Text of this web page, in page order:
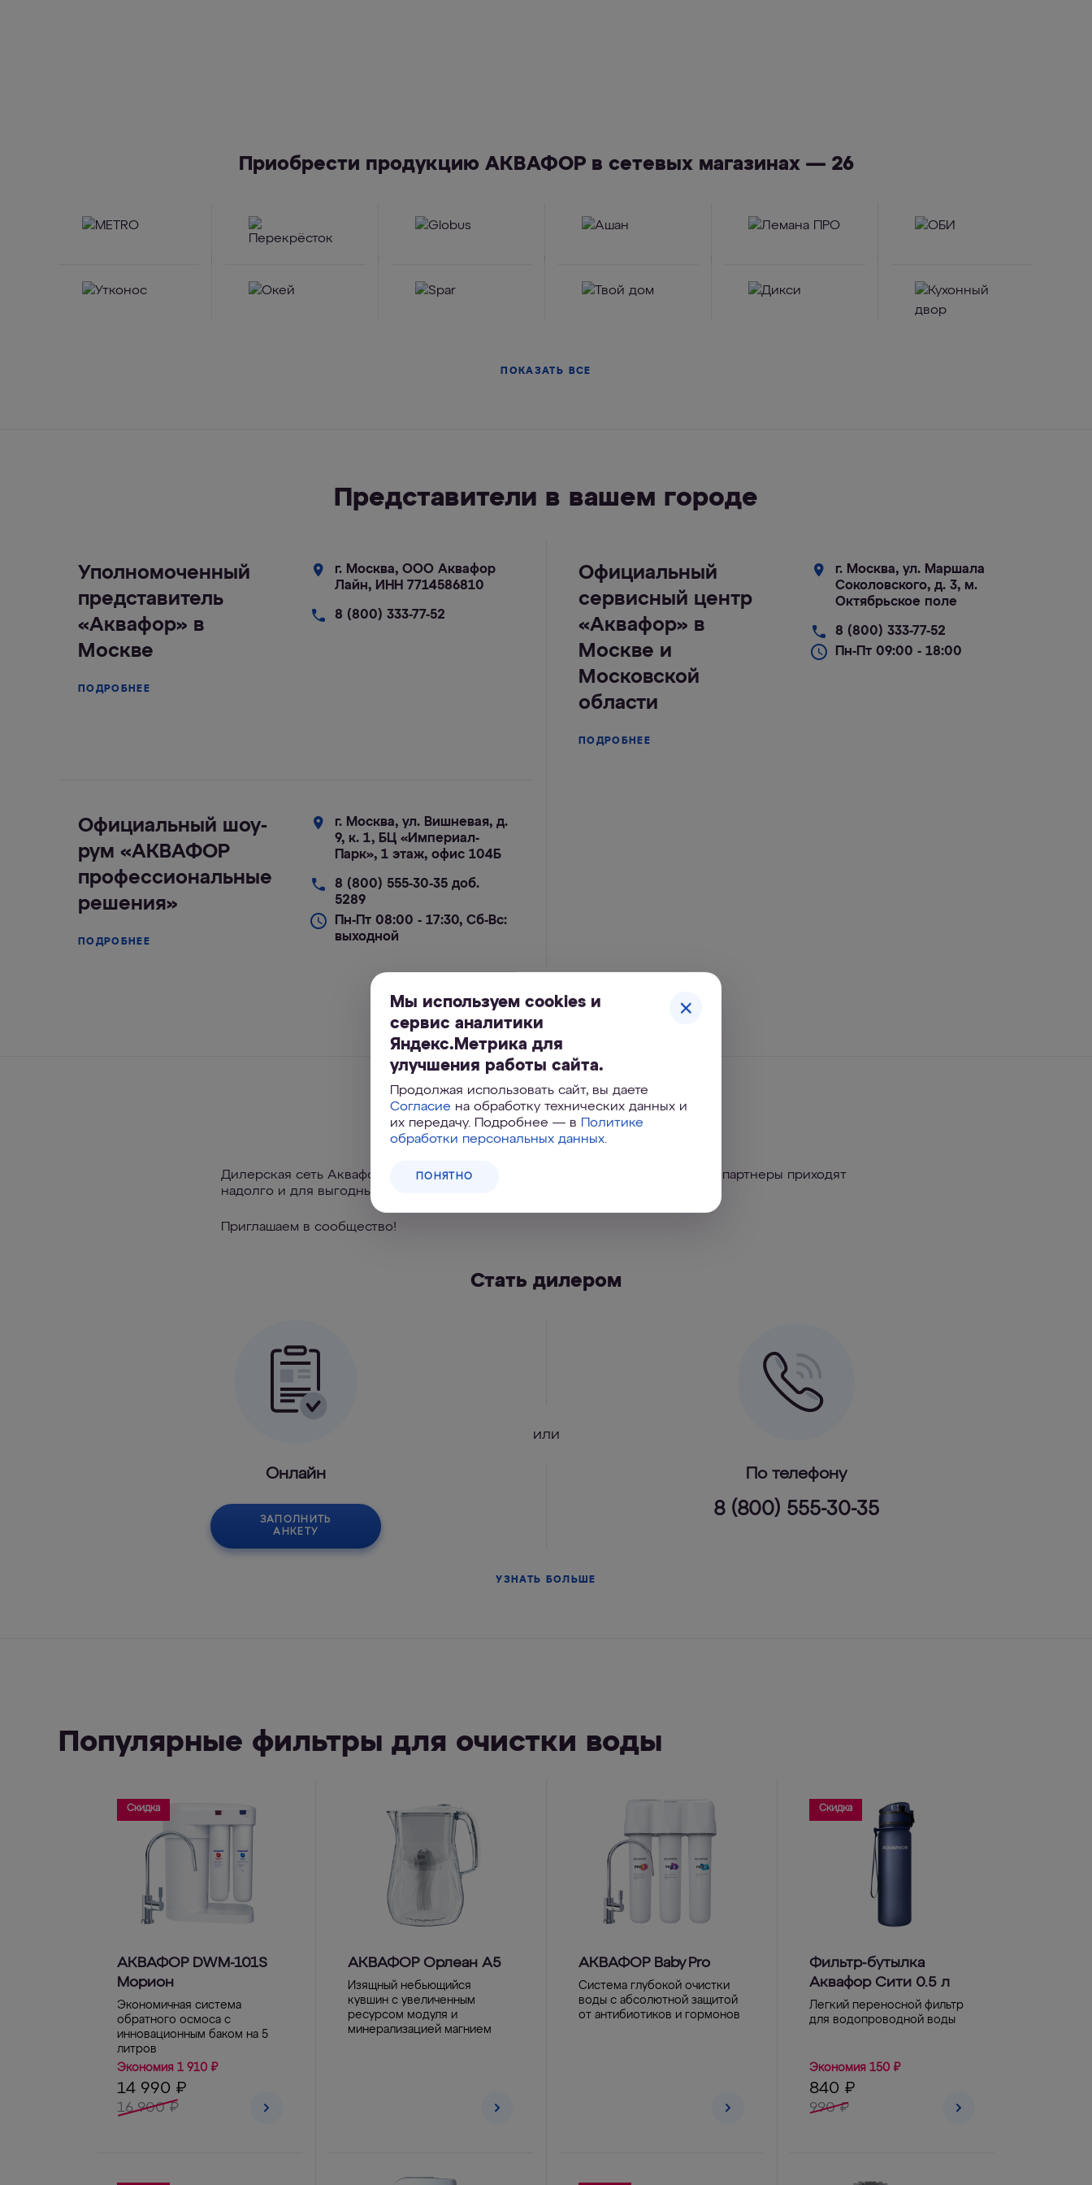
Приобрести продукцию АКВАФОР в сетевых магазинах — 26
ПОКАЗАТЬ ВСЕ
Представители в вашем городе
Уполномоченный
представитель
«Аквафор» в
Москве
ПОДРОБНЕЕ
г. Москва, ООО Аквафор
Лайн, ИНН 7714586810
8 (800) 333-77-52
Официальный
сервисный центр
«Аквафор» в
Москве и
Московской
области
ПОДРОБНЕЕ
г. Москва, ул. Маршала
Соколовского, д. 3, м.
Октябрьское поле
8 (800) 333-77-52
Пн-Пт 09:00 - 18:00
Официальный шоу-
рум «АКВАФОР
профессиональные
решения»
ПОДРОБНЕЕ
г. Москва, ул. Вишневая, д.
9, к. 1, БЦ «Империал-
Парк», 1 этаж, офис 104Б
8 (800) 555-30-35 доб.
5289
Пн-Пт 08:00 - 17:30, Сб-Вс:
выходной
Бизнес с АКВАФОР
Дилерская сеть Аквафор — это многоуровневое сотрудничество, ведь наши партнеры приходят
надолго и для выгодных продаж.
Приглашаем в сообщество!
Стать дилером
Онлайн
ЗАПОЛНИТЬ
АНКЕТУ
или
По телефону
8 (800) 555-30-35
УЗНАТЬ БОЛЬШЕ
Популярные фильтры для очистки воды
Скидка
АКВАФОР DWM-101S
Морион
Экономичная система
обратного осмоса с
инновационным баком на 5
литров
Экономия 1 910 ₽
14 990 ₽
16 900 ₽
АКВАФОР Орлеан А5
Изящный небьющийся
кувшин с увеличенным
ресурсом модуля и
минерализацией магнием
АКВАФОР Baby Pro
Система глубокой очистки
воды с абсолютной защитой
от антибиотиков и гормонов
Скидка
Фильтр-бутылка
Аквафор Сити 0.5 л
Легкий переносной фильтр
для водопроводной воды
Экономия 150 ₽
840 ₽
990 ₽
Мы используем cookies и
сервис аналитики
Яндекс.Метрика для
улучшения работы сайта.
Продолжая использовать сайт, вы даете
Согласие на обработку технических данных и
их передачу. Подробнее — в Политике
обработки персональных данных.
ПОНЯТНО